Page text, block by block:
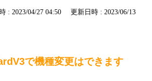
: 2023/04/27 04:50
更新日時 : 2023/06/13
で機種変更はできます